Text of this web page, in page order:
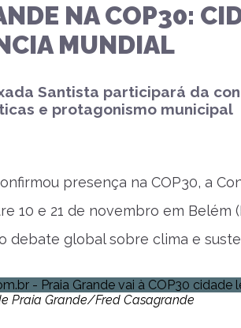
NA COP30:
MUNDIAL
Santista participará da
e protagonismo municipal
presença na COP30, a
10 e 21 de novembro em Belém
debate global sobre clima e
Praia Grande/Fred Casagrande